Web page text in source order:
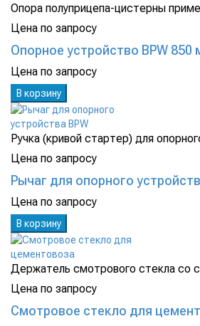
Опора полуприцепа-цистерны
Цена по запросу
Опорное устройство BPW
Цена по запросу
В корзину
Ручка (кривой стартер) для
Цена по запросу
Рычаг для опорного
Цена по запросу
В корзину
Держатель смотрового стекла со
Цена по запросу
Смотровое стекло для